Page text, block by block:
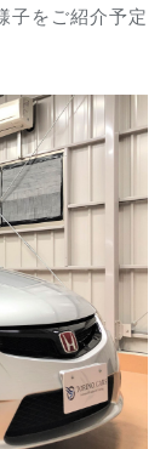
子をご紹介予定